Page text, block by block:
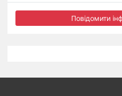
Повідомити